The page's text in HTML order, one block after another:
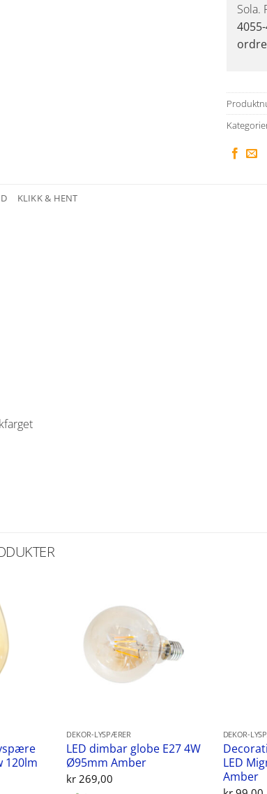
Sola.
KLIKK & HENT
120lm
DEKOR-LYSPÆRER
LED dimbar globe E27 4W
Ø95mm Amber
kr 269,00
DEKOR-
LED
Amber